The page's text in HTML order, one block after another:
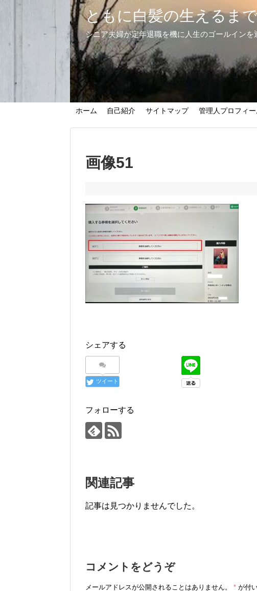
ともに白髪の生えるま
シニア夫婦が定年退職を機に人生のゴールイン
ホーム 自己紹介 サイトマップ 管理人プロフィ
画像51
シェアする
ツイート
フォローする
関連記事
記事は見つかりませんでした。
コメントをどうぞ
メールアドレスが公開されることはありません。 * が付